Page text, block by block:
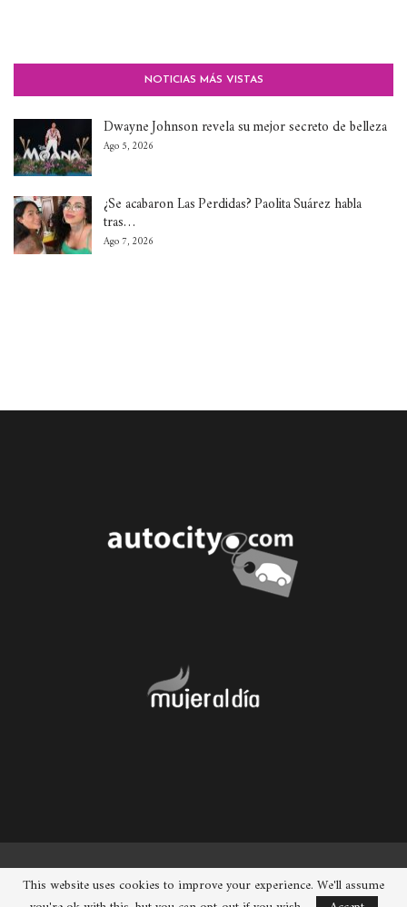
NOTICIAS MÁS VISTAS
Dwayne Johnson revela su mejor secreto de belleza
Ago 5, 2026
¿Se acabaron Las Perdidas? Paolita Suárez habla
tras…
Ago 7, 2026
© 2026 - Chueca. Todos los derechos reservados.
This website uses cookies to improve your experience. We'll assume